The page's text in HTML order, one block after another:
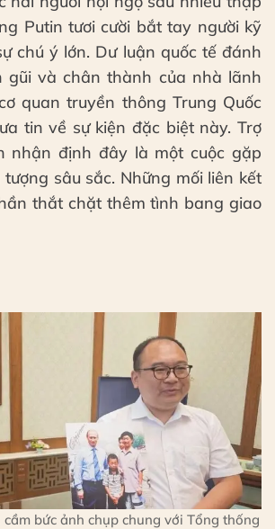
Putin tươi cười bắt tay người kỹ
chú ý lớn. Dư luận quốc tế đánh
gũi và chân thành của nhà lãnh
quan truyền thông Trung Quốc
tin về sự kiện đặc biệt này. Trợ
nhận định đây là một cuộc gặp
sâu sắc. Những mối liên kết
thắt chặt thêm tình bang giao
bức ảnh chụp chung với Tổng thống